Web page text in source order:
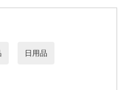
す。
のエコ商品です。
い。
りません。但し、むやみに火
日用品